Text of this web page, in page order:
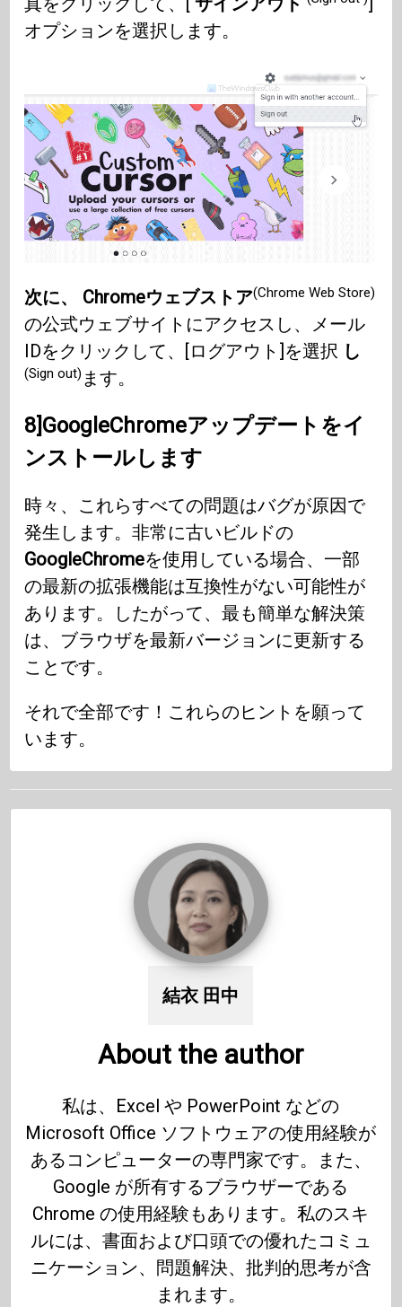
オプションを選択します。
次に、 Chromeウェブストア(Chrome Web Store)
の公式ウェブサイトにアクセスし、メール
IDをクリックして、[ログアウト]を選択 し
(Sign out) ます。
8]GoogleChromeアップデートをイ
ンストールします
時々、これらすべての問題はバグが原因で
発生します。非常に古いビルドの
GoogleChromeを使用している場合、一部
の最新の拡張機能は互換性がない可能性が
あります。したがって、最も簡単な解決策
は、ブラウザを最新バージョンに更新する
ことです。
それで全部です！これらのヒントを願って
います。
結衣 田中
About the author
私は、Excel や PowerPoint などの
Microsoft Office ソフトウェアの使用経験が
あるコンピューターの専門家です。また、
Google が所有するブラウザーである
Chrome の使用経験もあります。私のスキ
ルには、書面および口頭での優れたコミュ
ニケーション、問題解決、批判的思考が含
まれます。